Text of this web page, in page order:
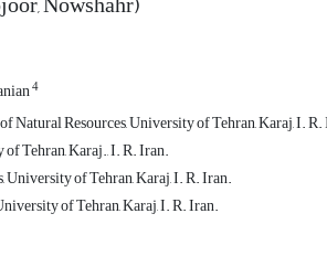
4
Resources, University of Tehran, Karaj, I.
Tehran, Karaj., I. R. Iran.
of Tehran, Karaj, I. R. Iran.
of Tehran, Karaj, I. R. Iran.